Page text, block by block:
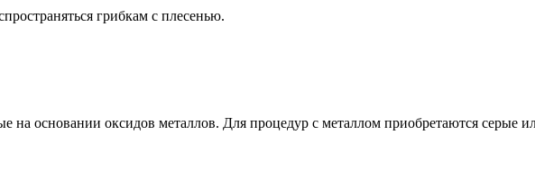
грибкам с плесенью.
на основании оксидов металлов. Для процедур с металлом приобретаются серые